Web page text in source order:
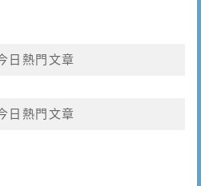
日熱門文章
日熱門文章